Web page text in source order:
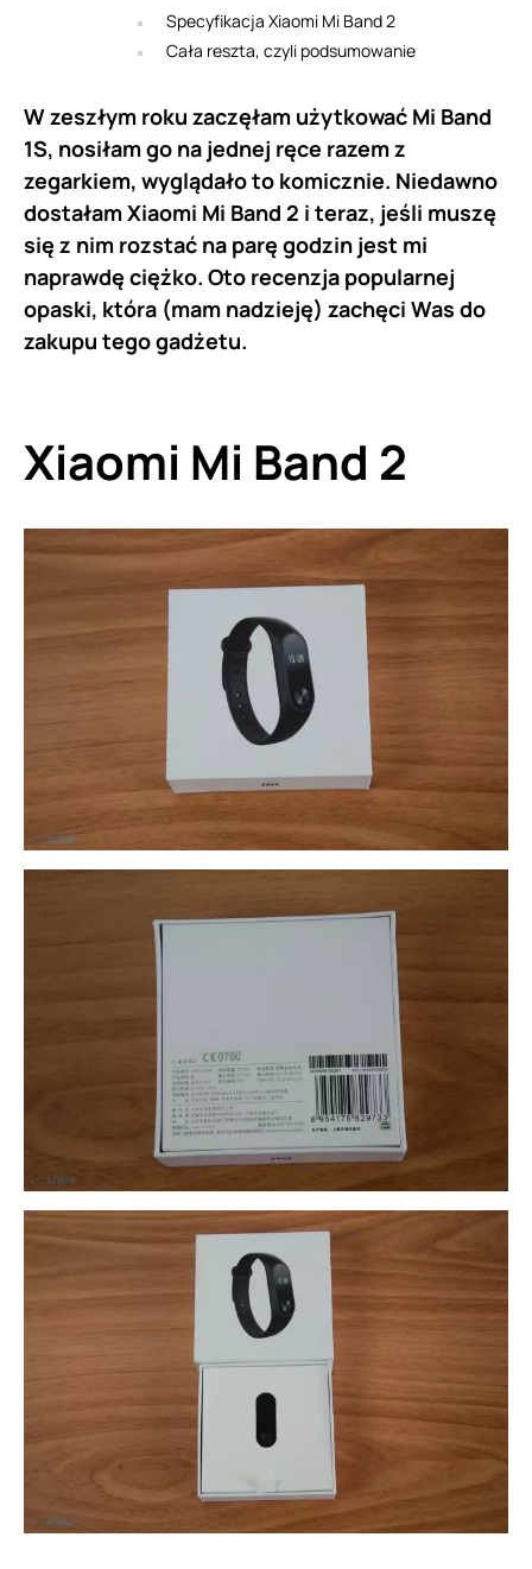
Specyfikacja Xiaomi Mi Band 2
Cała reszta, czyli podsumowanie
W zeszłym roku zaczęłam użytkować Mi Band
1S, nosiłam go na jednej ręce razem z
zegarkiem, wyglądało to komicznie. Niedawno
dostałam Xiaomi Mi Band 2 i teraz, jeśli muszę
się z nim rozstać na parę godzin jest mi
naprawdę ciężko. Oto recenzja popularnej
opaski, która (mam nadzieję) zachęci Was do
zakupu tego gadżetu.
Xiaomi Mi Band 2